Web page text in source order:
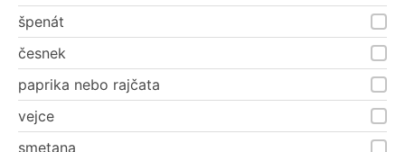
špenát
česnek
paprika nebo rajčata
vejce
smetana